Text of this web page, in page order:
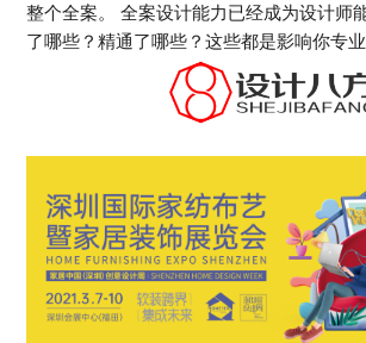
整个全案。 全案设计能力已经成为设计师
了哪些？精通了哪些？这些都是影响你专业